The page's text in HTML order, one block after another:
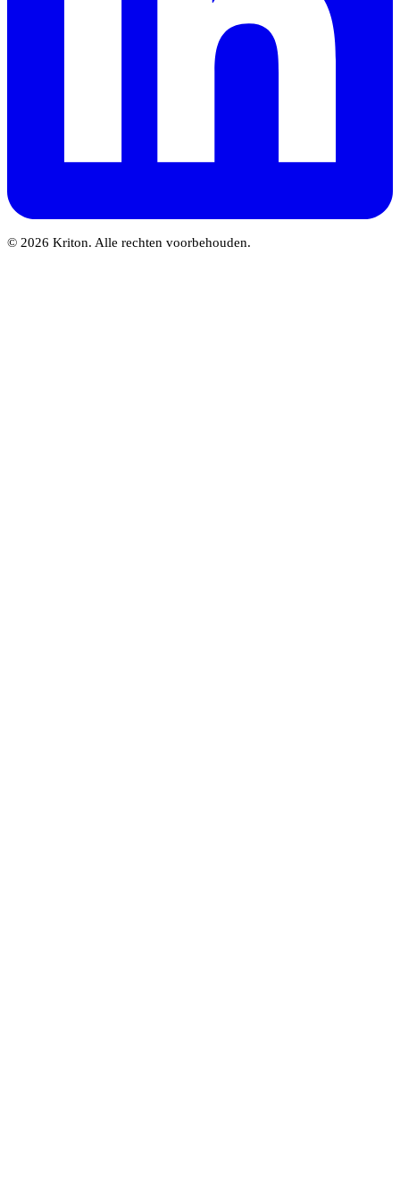
© 2026 Kriton. Alle rechten voorbehouden.